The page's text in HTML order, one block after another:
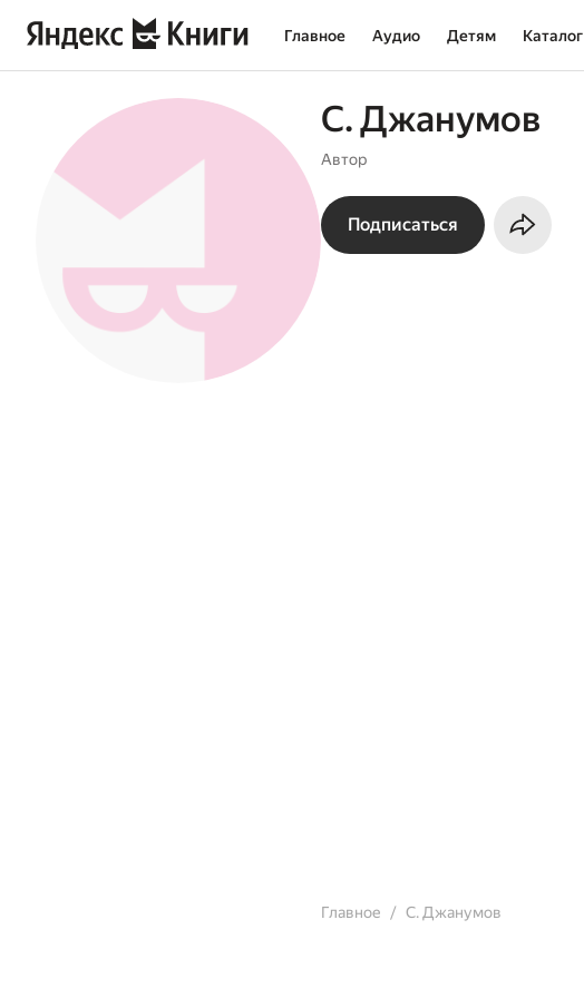
Главное Аудио Детям Каталог
С. Джанумов
Автор
Подписаться
Главное С. Джанумов